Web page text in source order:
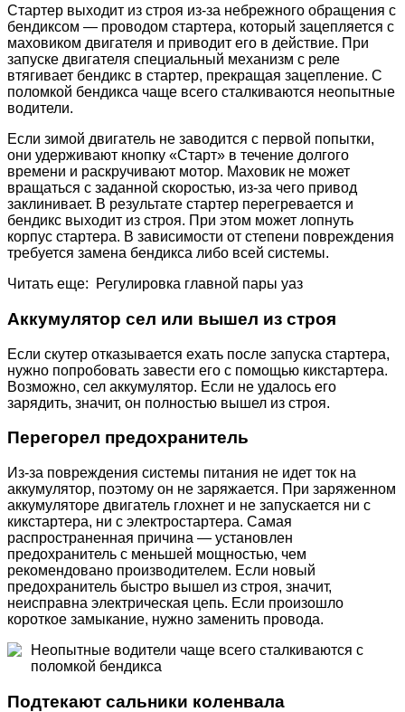
Стартер выходит из строя из-за небрежного обращения с
бендиксом — проводом стартера, который зацепляется с
маховиком двигателя и приводит его в действие. При
запуске двигателя специальный механизм с реле
втягивает бендикс в стартер, прекращая зацепление. С
поломкой бендикса чаще всего сталкиваются неопытные
водители.
Если зимой двигатель не заводится с первой попытки,
они удерживают кнопку «Старт» в течение долгого
времени и раскручивают мотор. Маховик не может
вращаться с заданной скоростью, из-за чего привод
заклинивает. В результате стартер перегревается и
бендикс выходит из строя. При этом может лопнуть
корпус стартера. В зависимости от степени повреждения
требуется замена бендикса либо всей системы.
Читать еще: Регулировка главной пары уаз
Аккумулятор сел или вышел из строя
Если скутер отказывается ехать после запуска стартера,
нужно попробовать завести его с помощью кикстартера.
Возможно, сел аккумулятор. Если не удалось его
зарядить, значит, он полностью вышел из строя.
Перегорел предохранитель
Из-за повреждения системы питания не идет ток на
аккумулятор, поэтому он не заряжается. При заряженном
аккумуляторе двигатель глохнет и не запускается ни с
кикстартера, ни с электростартера. Самая
распространенная причина — установлен
предохранитель с меньшей мощностью, чем
рекомендовано производителем. Если новый
предохранитель быстро вышел из строя, значит,
неисправна электрическая цепь. Если произошло
короткое замыкание, нужно заменить провода.
Неопытные водители чаще всего сталкиваются с
поломкой бендикса
Подтекают сальники коленвала